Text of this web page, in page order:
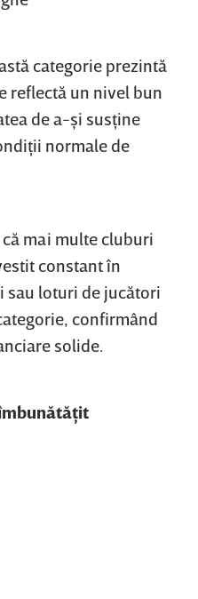
categorie prezintă
reflectă un nivel bun
de a-şi susţine
normale de
mai multe cluburi
constant în
sau loturi de jucători
confirmând
solide.